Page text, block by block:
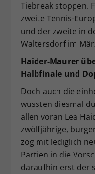
Tiebreak stoppen.
zweite Tennis-
und der zweite in
Waltersdorf im
Haider-Maurer
Halbfinale und
Doch auch die
wussten diesmal
allen voran Lea
zwölfjährige,
zog mit lediglich
Partien in die
daraufhin erst der